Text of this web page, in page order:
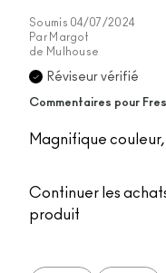
Soumis 04/07/2024
Par Margot
de Mulhouse
Réviseur vérifié
Commentaires pour
Magnifique
Continuer les
produit